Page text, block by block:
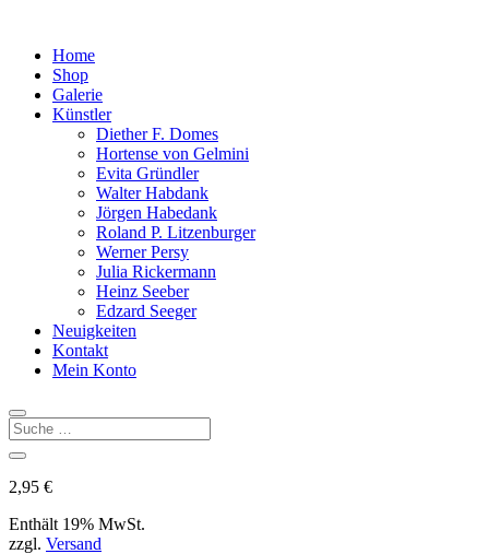
Home
Shop
Galerie
Künstler
Diether F. Domes
Hortense von Gelmini
Evita Gründler
Walter Habdank
Jörgen Habedank
Roland P. Litzenburger
Werner Persy
Julia Rickermann
Heinz Seeber
Edzard Seeger
Neuigkeiten
Kontakt
Mein Konto
2,95 €
Enthält 19% MwSt.
zzgl. Versand